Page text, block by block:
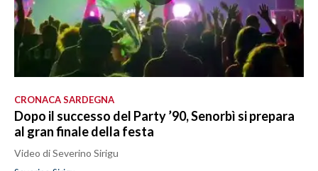
CRONACA SARDEGNA
Dopo il successo del Party ’90, Senorbì si prepara
al gran finale della festa
Video di Severino Sirigu